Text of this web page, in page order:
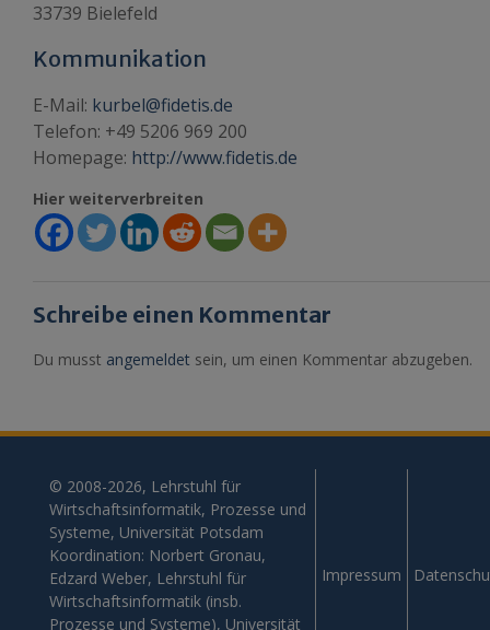
33739 Bielefeld
Kommunikation
E-Mail: kurbel@fidetis.de
Telefon: +49 5206 969 200
Homepage: http://www.fidetis.de
Hier weiterverbreiten
Schreibe einen Kommentar
Du musst angemeldet sein, um einen Kommentar abzugeben.
© 2008-2026, Lehrstuhl für
Wirtschaftsinformatik, Prozesse und
Systeme, Universität Potsdam
Koordination: Norbert Gronau,
Edzard Weber, Lehrstuhl für
Wirtschaftsinformatik (insb.
Prozesse und Systeme), Universität
Impressum